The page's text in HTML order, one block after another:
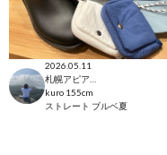
2026.05.11
kuro 155cm
ストレート ブルベ夏